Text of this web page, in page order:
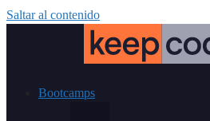
Saltar al contenido
Bootcamps